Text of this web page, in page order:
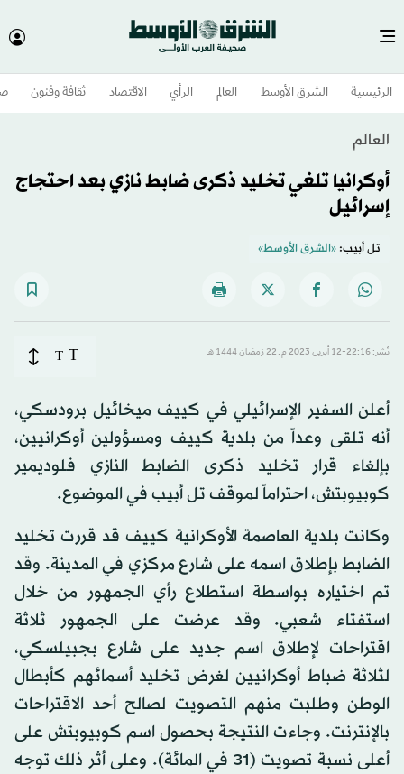
الرئيسية الشرق الأوسط​ العالم الرأي الاقتصاد ثقافة وفنون
العالم
أوكرانيا تلغي تخليد ذكرى ضابط نازي بعد احتجاج
إسرائيل
تل أبيب:«الشرق الأوسط»
نُشر: 22:16-12 أبريل 2023 م ـ 22 رَمضان 1444 هـ T
T
أعلن السفير الإسرائيلي في كييف ميخائيل برودسكي،
أنه تلقى وعداً من بلدية كييف ومسؤولين أوكرانيين،
بإلغاء قرار تخليد ذكرى الضابط النازي فلوديمير
كوبيوبتش، احتراماً لموقف تل أبيب في الموضوع.
وكانت بلدية العاصمة الأوكرانية كييف قد قررت تخليد
الضابط بإطلاق اسمه على شارع مركزي في المدينة. وقد
تم اختياره بواسطة استطلاع رأي الجمهور من خلال
استفتاء شعبي. وقد عرضت على الجمهور ثلاثة
اقتراحات لإطلاق اسم جديد على شارع بجبيلسكي،
لثلاثة ضباط أوكرانيين لغرض تخليد أسمائهم كأبطال
الوطن وطلبت منهم التصويت لصالح أحد الاقتراحات
بالإنترنت. وجاءت النتيجة بحصول اسم كوبيوبتش على
أعلى نسبة تصويت (31 في المائة). وعلى أثر ذلك توجه